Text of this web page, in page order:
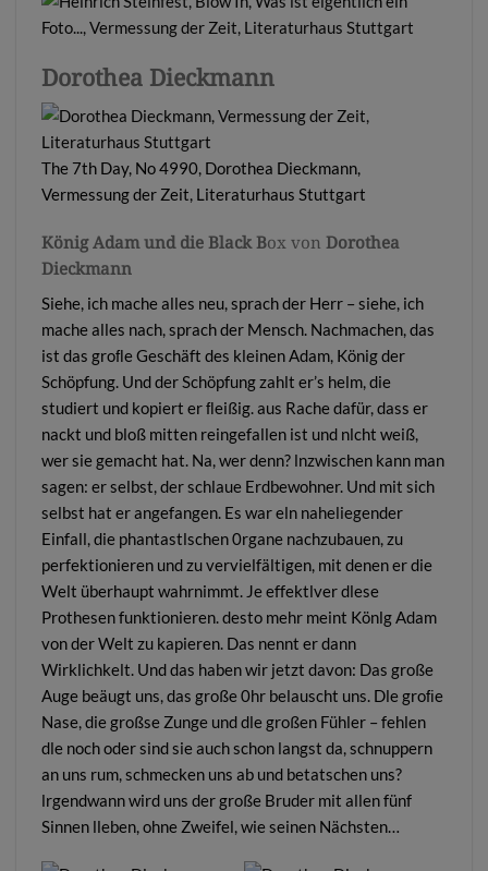
Dorothea Dieckmann
The 7th Day, No 4990, Dorothea Dieckmann,
Vermessung der Zeit, Literaturhaus Stuttgart
König Adam und die Black Box von Dorothea
Dieckmann
Siehe, ich mache alles neu, sprach der Herr – siehe, ich
mache alles nach, sprach der Mensch. Nachmachen, das
ist das groﬂe Geschäft des kleinen Adam, König der
Schöpfung. Und der Schöpfung zahlt er’s helm, die
studiert und kopiert er ﬂeißig. aus Rache dafür, dass er
nackt und bloß mitten reingefallen ist und nlcht weiß,
wer sie gemacht hat. Na, wer denn? lnzwischen kann man
sagen: er selbst, der schlaue Erdbewohner. Und mit sich
selbst hat er angefangen. Es war eln naheliegender
Einfall, die phantastlschen 0rgane nachzubauen, zu
perfektionieren und zu vervielfältigen, mit denen er die
Welt überhaupt wahrnimmt. Je effektlver dlese
Prothesen funktionieren. desto mehr meint Könlg Adam
von der Welt zu kapieren. Das nennt er dann
Wirklichkelt. Und das haben wir jetzt davon: Das große
Auge beäugt uns, das große 0hr belauscht uns. Dle groﬁe
Nase, die großse Zunge und dle großen Fühler – fehlen
dle noch oder sind sie auch schon langst da, schnuppern
an uns rum, schmecken uns ab und betatschen uns?
lrgendwann wird uns der große Bruder mit allen fünf
Sinnen lleben, ohne Zweifel, wie seinen Nächsten…